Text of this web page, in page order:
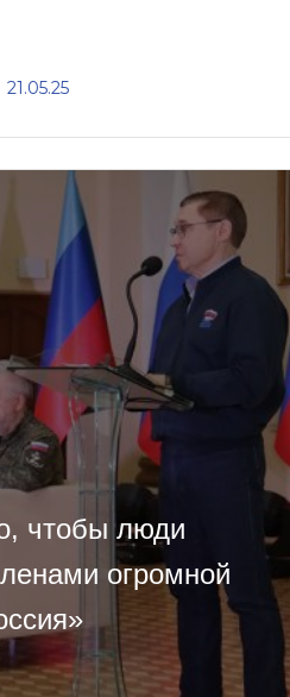
21.05.25
чтобы люди
огромной